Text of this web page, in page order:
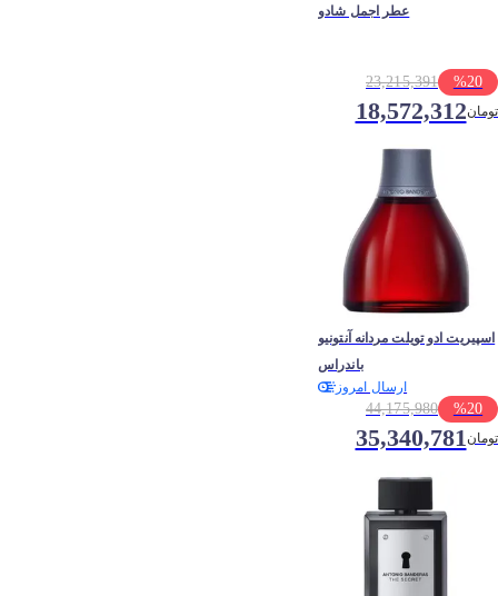
عطر اجمل شادو
23,215,391 %20
18,572,312تومان
اسپیریت ادو تویلت مردانه آنتونیو
باندراس
ارسال امروز
44,175,980 %20
35,340,781تومان